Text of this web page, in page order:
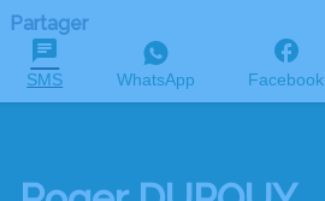
Partager
SMS WhatsApp Facebook